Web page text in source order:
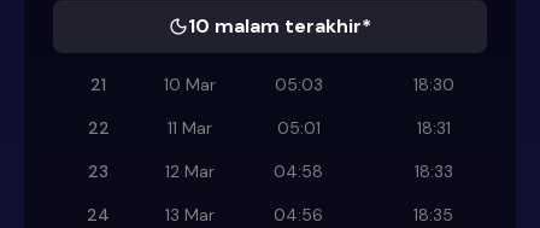
10 malam terakhir*
21 10 Mar 05:03
18:30
22
11 Mar 05:01
18:31
23
12 Mar 04:58
18:33
24
13 Mar 04:56
18:35